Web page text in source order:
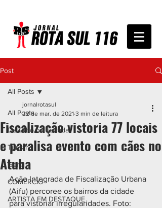
Post
All Posts
De Olho na Estrada
Turismo
Geral
COMÉRCIO
ARTISTA EM DESTAQUE
All Posts
Fiscalização vistoria 77 locais
e paralisa evento com cães no
Atuba
jornalrotasul
22 de mar. de 2021 3 min de leitura
Ação Integrada de Fiscalização Urbana
(Aifu) percoree os bairros da cidade
para vistoriar irregularidades. Foto: